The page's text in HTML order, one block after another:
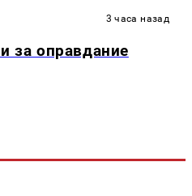
3 часа назад
за оправдание